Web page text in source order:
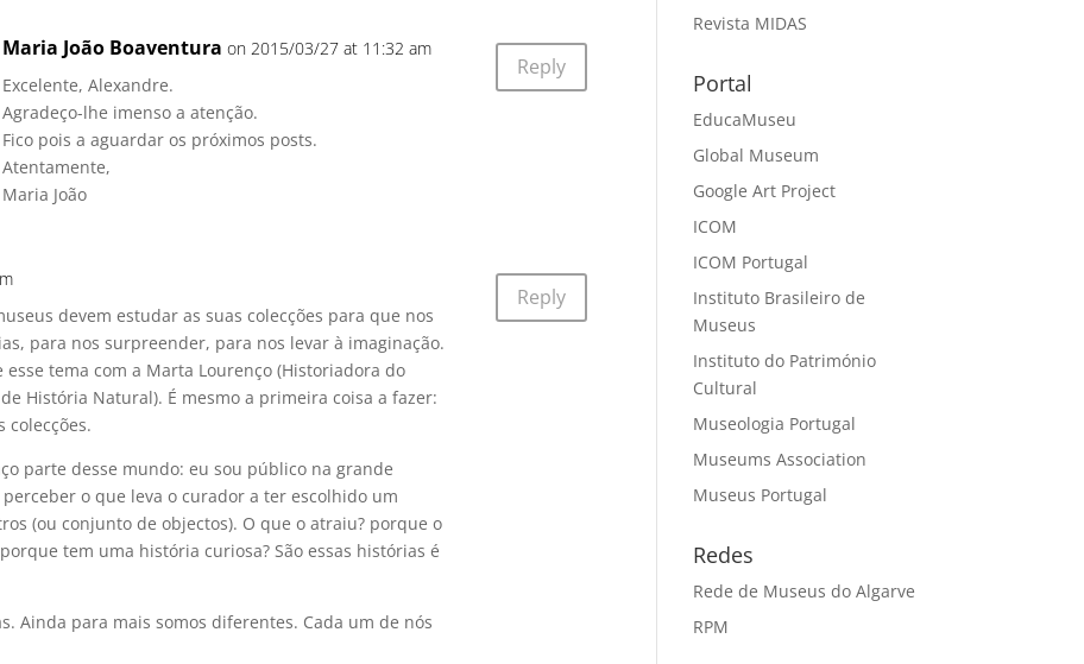
Maria João Boaventura on 2015/03/27 at 11:32 am
Excelente, Alexandre.
Agradeço-lhe imenso a atenção.
Fico pois a aguardar os próximos posts.
Atentamente,
Maria João
Reply
devem estudar as suas colecções para que nos
para nos surpreender, para nos levar à imaginação.
tema com a Marta Lourenço (Historiadora do
História Natural). É mesmo a primeira coisa a fazer:
colecções.
parte desse mundo: eu sou público na grande
o que leva o curador a ter escolhido um
(ou conjunto de objectos). O que o atraiu? porque o
tem uma história curiosa? São essas histórias é
Ainda para mais somos diferentes. Cada um de nós
Reply
Revista MIDAS
Portal
EducaMuseu
Global Museum
Google Art Project
ICOM
ICOM Portugal
Instituto Brasileiro de
Museus
Instituto do Património
Cultural
Museologia Portugal
Museums Association
Museus Portugal
Redes
Rede de Museus do Algarve
RPM